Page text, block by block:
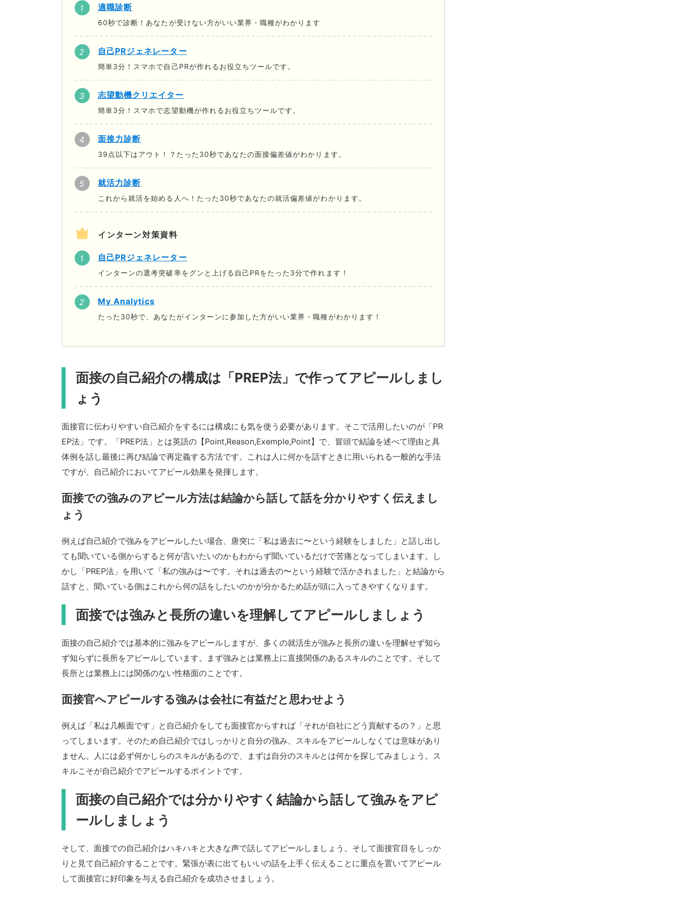
適職診断
60秒で診断！あなたが受けない方がいい業界・職種がわかります
自己PRジェネレーター
簡単3分！スマホで自己PRが作れるお役立ちツールです。
志望動機クリエイター
簡単3分！スマホで志望動機が作れるお役立ちツールです。
面接力診断
39点以下はアウト！？たった30秒であなたの面接偏差値がわかります。
就活力診断
これから就活を始める人へ！たった30秒であなたの就活偏差値がわかります。
インターン対策資料
自己PRジェネレーター
インターンの選考突破率をグンと上げる自己PRをたった3分で作れます！
My Analytics
たった30秒で、あなたがインターンに参加した方がいい業界・職種がわかります！
面接の自己紹介の構成は「PREP法」で作ってアピールしまし
ょう
面接官に伝わりやすい自己紹介をするには構成にも気を使う必要があります。そこで活用したいのが「PR
EP法」です。「PREP法」とは英語の【Point,Reason,Exemple,Point】で、冒頭で結論を述べて理由と具
体例を話し最後に再び結論で再定義する方法です。これは人に何かを話すときに用いられる一般的な手法
ですが、自己紹介においてアピール効果を発揮します。
面接での強みのアピール方法は結論から話して話を分かりやすく伝えまし
ょう
例えば自己紹介で強みをアピールしたい場合、唐突に「私は過去に〜という経験をしました」と話し出し
ても聞いている側からすると何が言いたいのかもわからず聞いているだけで苦痛となってしまいます。し
かし「PREP法」を用いて「私の強みは〜です。それは過去の〜という経験で活かされました」と結論から
話すと、聞いている側はこれから何の話をしたいのかが分かるため話が頭に入ってきやすくなります。
面接では強みと長所の違いを理解してアピールしましょう
面接の自己紹介では基本的に強みをアピールしますが、多くの就活生が強みと長所の違いを理解せず知ら
ず知らずに長所をアピールしています。まず強みとは業務上に直接関係のあるスキルのことです。そして
長所とは業務上には関係のない性格面のことです。
面接官へアピールする強みは会社に有益だと思わせよう
例えば「私は几帳面です」と自己紹介をしても面接官からすれば「それが自社にどう貢献するの？」と思
ってしまいます。そのため自己紹介ではしっかりと自分の強み、スキルをアピールしなくては意味があり
ません。人には必ず何かしらのスキルがあるので、まずは自分のスキルとは何かを探してみましょう。ス
キルこそが自己紹介でアピールするポイントです。
面接の自己紹介では分かりやすく結論から話して強みをアピ
ールしましょう
そして、面接での自己紹介はハキハキと大きな声で話してアピールしましょう。そして面接官目をしっか
りと見て自己紹介することです。緊張が表に出てもいいの話を上手く伝えることに重点を置いてアピール
して面接官に好印象を与える自己紹介を成功させましょう。